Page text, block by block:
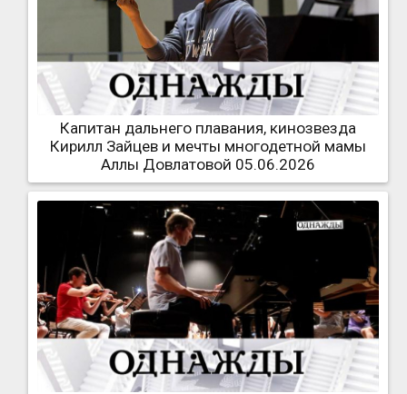
Капитан дальнего плавания, кинозвезда
Кирилл Зайцев и мечты многодетной мамы
Аллы Довлатовой 05.06.2026